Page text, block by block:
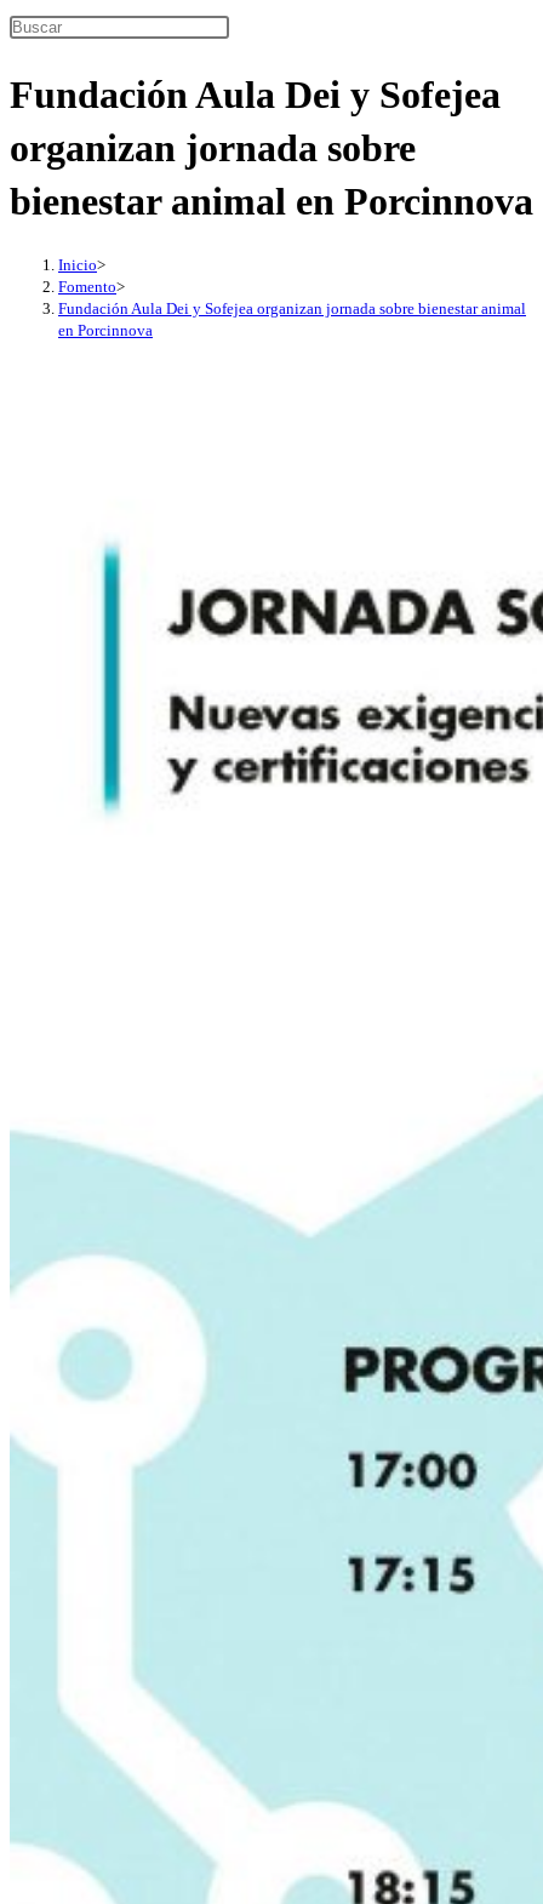
Buscar
esta
Fundación Aula Dei y Sofejea
organizan jornada sobre
bienestar animal en Porcinnova
Inicio>
Fomento>
Fundación Aula Dei y Sofejea organizan jornada sobre bienestar animal
en Porcinnova